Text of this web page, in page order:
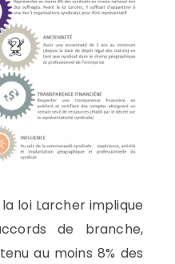
loi Larcher implique
de branche,
au moins 8% des